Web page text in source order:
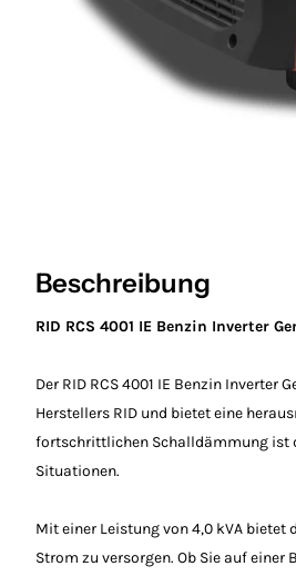
Beschreibung
RID RCS 4001 IE Benzin Inverter
Der RID RCS 4001 IE Benzin
Herstellers RID und bietet eine
fortschrittlichen Schalldämmung ist
Situationen.
Mit einer Leistung von 4,0 kVA bietet
Strom zu versorgen. Ob Sie auf